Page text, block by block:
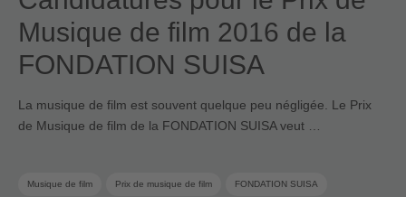
Musique de film 2016 de la
FONDATION SUISA
La musique de film est souvent quelque peu négligée. Le Prix
de Musique de film de la FONDATION SUISA veut …
Musique de film Prix de musique de film FONDATION SUISA